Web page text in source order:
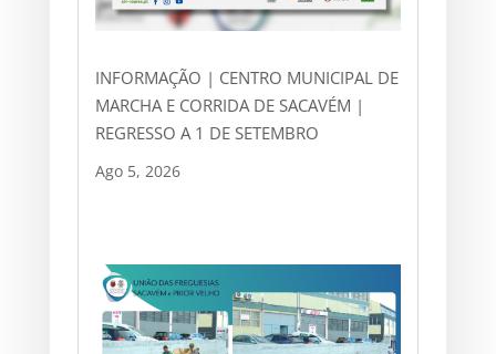
INFORMAÇÃO | CENTRO MUNICIPAL DE
MARCHA E CORRIDA DE SACAVÉM |
REGRESSO A 1 DE SETEMBRO
Ago 5, 2026